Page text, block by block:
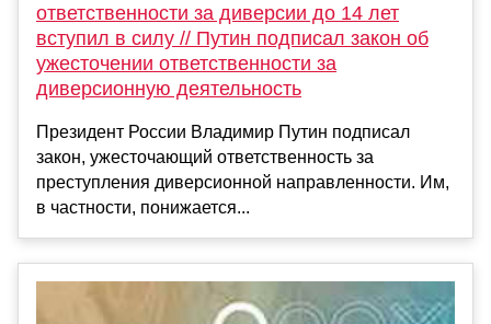
ответственности за диверсии до 14 лет
вступил в силу // Путин подписал закон об
ужесточении ответственности за
диверсионную деятельность
Президент России Владимир Путин подписал
закон, ужесточающий ответственность за
преступления диверсионной направленности. Им,
в частности, понижается...